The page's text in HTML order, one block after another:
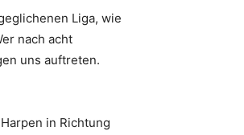
Liga, wie
nach acht
uns auftreten.
in Richtung